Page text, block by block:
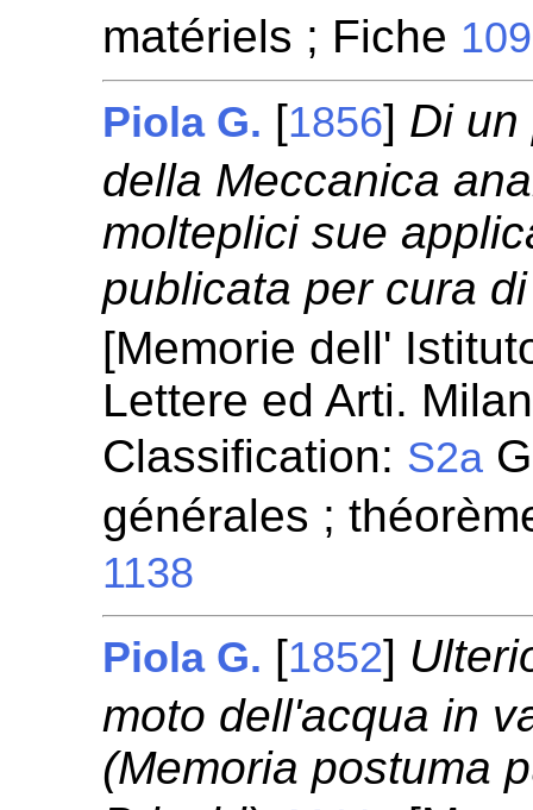
matériels ; Fiche
Piola G. [1856] Di un
della Meccanica
molteplici sue
publicata per cura
[Memorie dell'
Lettere ed Arti.
Classification: S2a
générales ;
1138
Piola G. [1852]
moto dell'acqua in
(Memoria postuma